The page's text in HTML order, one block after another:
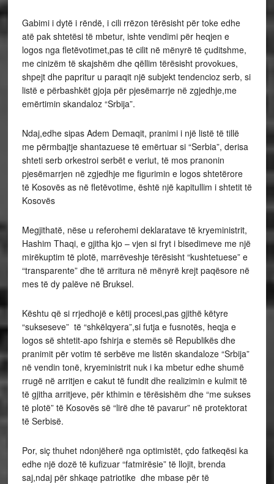
Gabimi i dytë i rëndë, i cili rrëzon tërësisht për toke edhe
atë pak shtetësi të mbetur, ishte vendimi për heqjen e
logos nga fletëvotimet,pas të cilit në mënyrë të çuditshme,
me cinizëm të skajshëm dhe qëllim tërësisht provokues,
shpejt dhe papritur u paraqit një subjekt tendencioz serb, si
listë e përbashkët gjoja për pjesëmarrje në zgjedhje,me
emërtimin skandaloz “Srbija”.
Ndaj,edhe sipas Adem Demaqit, pranimi i një listë të tillë
me përmbajtje shantazuese të emërtuar si “Serbia”, derisa
shteti serb orkestroi serbët e veriut, të mos pranonin
pjesëmarrjen në zgjedhje me figurimin e logos shtetërore
të Kosovës as në fletëvotime, është një kapitullim i shtetit të
Kosovës
Megjithatë, nëse u referohemi deklaratave të kryeministrit,
Hashim Thaqi, e gjitha kjo – vjen si fryt i bisedimeve me një
mirëkuptim të plotë, marrëveshje tërësisht “kushtetuese” e
“transparente” dhe të arritura në mënyrë krejt paqësore në
mes të dy palëve në Bruksel.
Kështu që si rrjedhojë e këtij procesi,pas gjithë këtyre
“sukseseve” të “shkëlqyera”,si futja e fusnotës, heqja e
logos së shtetit-apo fshirja e stemës së Republikës dhe
pranimit për votim të serbëve me listën skandaloze “Srbija”
në vendin tonë, kryeministrit nuk i ka mbetur edhe shumë
rrugë në arritjen e cakut të fundit dhe realizimin e kulmit të
të gjitha arritjeve, për kthimin e tërësishëm dhe “me sukses
të plotë” të Kosovës së “lirë dhe të pavarur” në protektorat
të Serbisë.
Por, siç thuhet ndonjëherë nga optimistët, çdo fatkeqësi ka
edhe një dozë të kufizuar “fatmirësie” të llojit, brenda
saj,ndaj për shkaqe patriotike dhe mbase për të